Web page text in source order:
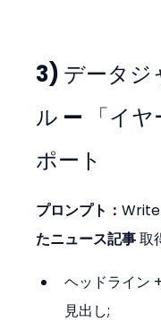
3) データジ
ル — 「イヤ
ポート
プロンプト：
たニュース記事 取
ヘッドライン
見出し;